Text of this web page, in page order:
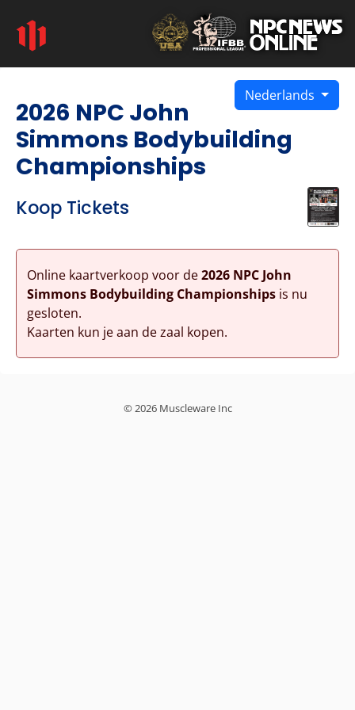
Nederlands
2026 NPC John
Simmons Bodybuilding
Championships
Koop Tickets
Online kaartverkoop voor de2026 NPC John
Simmons Bodybuilding Championshipsis nu
gesloten.
Kaarten kun je aan de zaal kopen.
© 2026 Muscleware Inc